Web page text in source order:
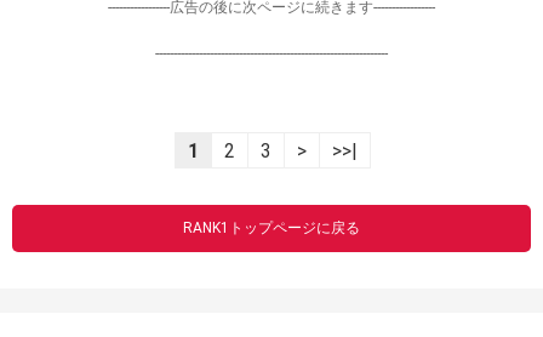
-----------------広告の後に次ページに続きます-----------------
----------------------------------------------------------------
1 2 3 > >>|
RANK1トップページに戻る